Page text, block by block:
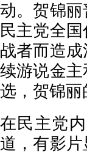
动。贺锦
民主党全
战者而造
续游说金
选，贺锦
在民主党
道，有影